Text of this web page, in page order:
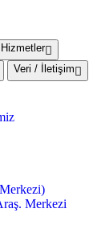
Veri / İletişim
Merkezi